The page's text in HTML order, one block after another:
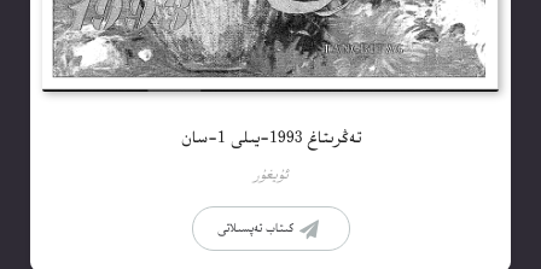
تەڭرىتاغ 1993-يىلى 1-سان
ئۇيغۇر
كىتاب تەپسىلاتى